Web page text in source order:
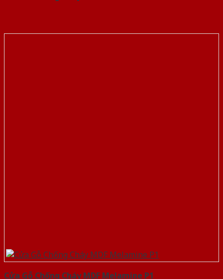
Cửa Gỗ Chống Cháy MDF Melamine P1